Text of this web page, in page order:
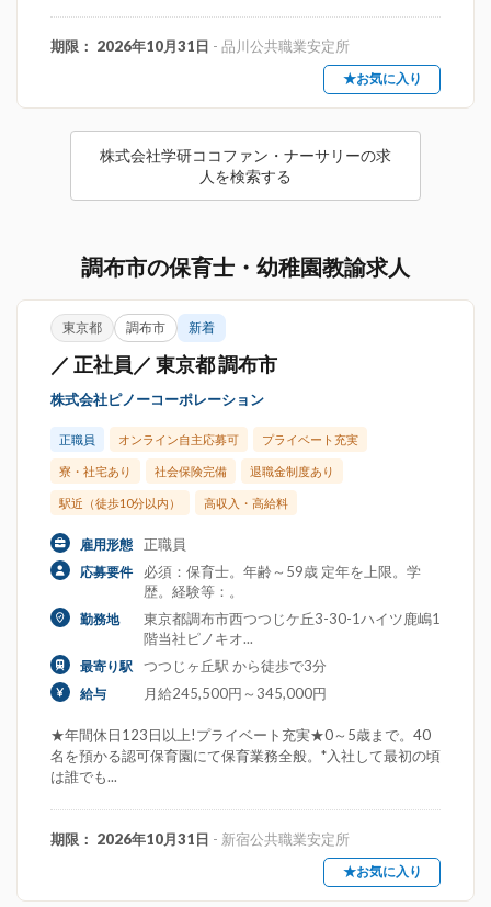
期限： 2026年10月31日 - 品川公共職業安定所
★お気に入り
株式会社学研ココファン・ナーサリーの求
人を検索する
調布市の保育士・幼稚園教諭求人
東京都 調布市 新着
／ 正社員／ 東京都 調布市
株式会社ピノーコーポレーション
正職員 オンライン自主応募可 プライベート充実
寮・社宅あり 社会保険完備 退職金制度あり
駅近（徒歩10分以内） 高収入・高給料
雇用形態 正職員
応募要件
必須：保育士。年齢～59歳 定年を上限。学
歴。経験等：。
勤務地
東京都調布市西つつじケ丘3-30-1ハイツ鹿嶋1
階当社ピノキオ...
最寄り駅 つつじヶ丘駅 から徒歩で3分
給与 月給245,500円～345,000円
★年間休日123日以上!プライベート充実★0～5歳まで。40
名を預かる認可保育園にて保育業務全般。*入社して最初の頃
は誰でも...
期限： 2026年10月31日 - 新宿公共職業安定所
★お気に入り